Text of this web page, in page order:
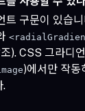
트 구문이 있습
). CSS 그라디
)에서만 작동
.